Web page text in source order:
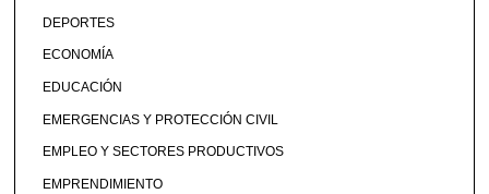
DEPORTES
ECONOMÍA
EDUCACIÓN
EMERGENCIAS Y PROTECCIÓN CIVIL
EMPLEO Y SECTORES PRODUCTIVOS
EMPRENDIMIENTO